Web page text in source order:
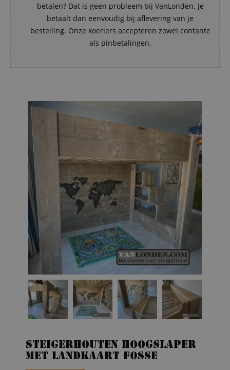
betalen? Dat is geen probleem bij VanLonden. Je
betaalt dan eenvoudig bij aflevering van je
bestelling. Onze koeriers accepteren zowel contante
als pinbetalingen.
Steigerhouten hoogslaper
met landkaart Fosse